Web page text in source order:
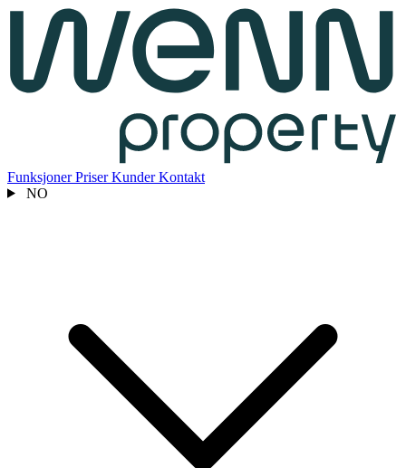
FunksjonerPriserKunderKontakt
NO